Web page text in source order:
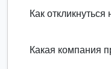
Как
Какая компания